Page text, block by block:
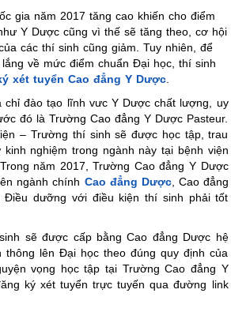
gia năm 2017 tăng cao khiến cho điểm
Y Dược cũng vì thế sẽ tăng theo, cơ hội
các thí sinh cũng giảm. Tuy nhiên, để
về mức điểm chuẩn Đại học, thí sinh
xét tuyển Cao đẳng Y Dược
chỉ đào tạo lĩnh vưc Y Dược chất lượng, uy
đó là Trường Cao đẳng Y Dược Pasteur.
– Trường thí sinh sẽ được học tập, trau
nghiệm trong ngành này tại bệnh viện
năm 2017, Trường Cao đẳng Y Dược
ngành chính Cao đẳng Dược, Cao đẳng
Điều dưỡng với điều kiện thí sinh phải tốt
sẽ được cấp bằng Cao đẳng Dược hệ
lên Đại học theo đúng quy định của
vọng học tập tại Trường Cao đẳng Y
ký xét tuyển trực tuyến qua đường link